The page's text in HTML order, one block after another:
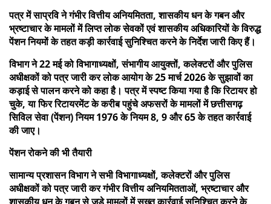
पत्र में साप्रवि ने गंभीर वित्तीय अनियमितता, शासकीय धन के गबन और
भ्रष्टाचार के मामलों में लिप्त लोक सेवकों एवं शासकीय अधिकारियों के विरुद्ध
पेंशन नियमों के तहत कड़ी कार्रवाई सुनिश्चित करने के निर्देश जारी किए हैं।
विभाग ने 22 मई को विभागाध्यक्षों, संभागीय आयुक्तों, कलेक्टरों और पुलिस
अधीक्षकों को पत्र जारी कर लोक आयोग के 25 मार्च 2026 के सुझावों का
कड़ाई से पालन करने को कहा है। पत्र में स्पष्ट किया गया है कि रिटायर हो
चुके, या फिर रिटायरमेंट के करीब पहुंचे अफसरों के मामलों में छत्तीसगढ़
सिविल सेवा (पेंशन) नियम 1976 के नियम 8, 9 और 65 के तहत कार्रवाई
की जाए।
पेंशन रोकने की भी तैयारी
सामान्य प्रशासन विभाग ने सभी विभागाध्यक्षों, कलेक्टरों और पुलिस
अधीक्षकों को पत्र जारी कर गंभीर वित्तीय अनियमितताओं, भ्रष्टाचार और